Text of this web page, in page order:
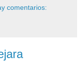
comentarios: